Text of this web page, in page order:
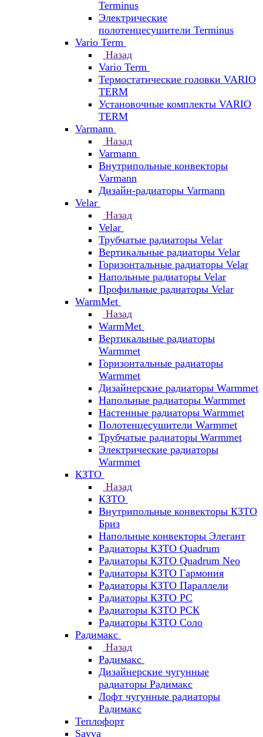
Terminus
Электрические
полотенцесушители Terminus
Vario Term
Назад
Vario Term
Термостатические головки VARIO
TERM
Установочные комплекты VARIO
TERM
Varmann
Назад
Varmann
Внутрипольные конвекторы
Varmann
Дизайн-радиаторы Varmann
Velar
Назад
Velar
Трубчатые радиаторы Velar
Вертикальные радиаторы Velar
Горизонтальные радиаторы Velar
Напольные радиаторы Velar
Профильные радиаторы Velar
WarmMet
Назад
WarmMet
Вертикальные радиаторы
Warmmet
Горизонтальные радиаторы
Warmmet
Дизайнерские радиаторы Warmmet
Напольные радиаторы Warmmet
Настенные радиаторы Warmmet
Полотенцесушители Warmmet
Трубчатые радиаторы Warmmet
Электрические радиаторы
Warmmet
КЗТО
Назад
КЗТО
Внутрипольные конвекторы КЗТО
Бриз
Напольные конвекторы Элегант
Радиаторы КЗТО Quadrum
Радиаторы КЗТО Quadrum Neo
Радиаторы КЗТО Гармония
Радиаторы КЗТО Параллели
Радиаторы КЗТО РС
Радиаторы КЗТО РСК
Радиаторы КЗТО Соло
Радимакс
Назад
Радимакс
Дизайнерские чугунные
радиаторы Радимакс
Лофт чугунные радиаторы
Радимакс
Теплофорт
Savva